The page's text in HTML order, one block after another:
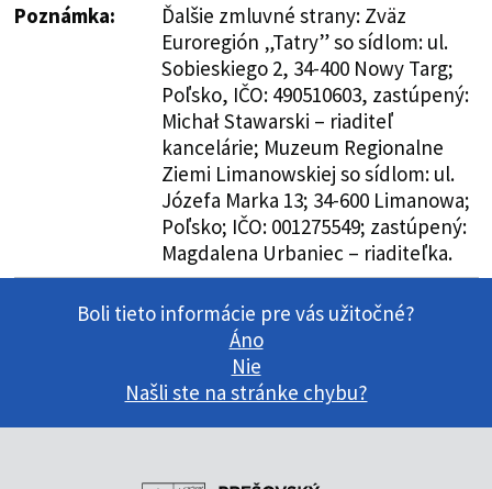
Poznámka:
Ďalšie zmluvné strany: Zväz
Euroregión „Tatry” so sídlom: ul.
Sobieskiego 2, 34-400 Nowy Targ;
Poľsko, IČO: 490510603, zastúpený:
Michał Stawarski – riaditeľ
kancelárie; Muzeum Regionalne
Ziemi Limanowskiej so sídlom: ul.
Józefa Marka 13; 34-600 Limanowa;
Poľsko; IČO: 001275549; zastúpený:
Magdalena Urbaniec – riaditeľka.
Boli tieto informácie pre vás užitočné?
Áno
Nie
Našli ste na stránke chybu?